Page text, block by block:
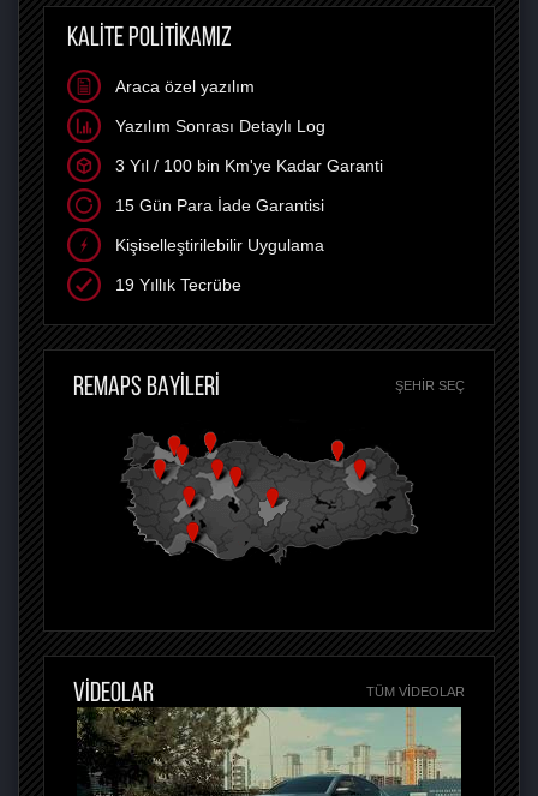
KALİTE POLİTİKAMIZ
Araca özel yazılım
Yazılım Sonrası Detaylı Log
3 Yıl / 100 bin Km'ye Kadar Garanti
15 Gün Para İade Garantisi
Kişiselleştirilebilir Uygulama
19 Yıllık Tecrübe
REMAPS BAYİLERİ ŞEHIR SEÇ
VİDEOLAR TÜM VIDEOLAR